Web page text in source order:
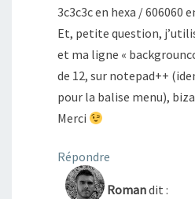
3c3c3c en hexa / 606060
Et, petite question,
et ma ligne «
de 12, sur notepad++
pour la balise menu),
Merci
Répondre
Romandit :